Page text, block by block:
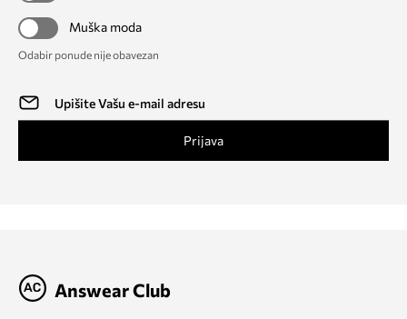
Muška moda
Odabir ponude nije obavezan
Prijava
Answear Club